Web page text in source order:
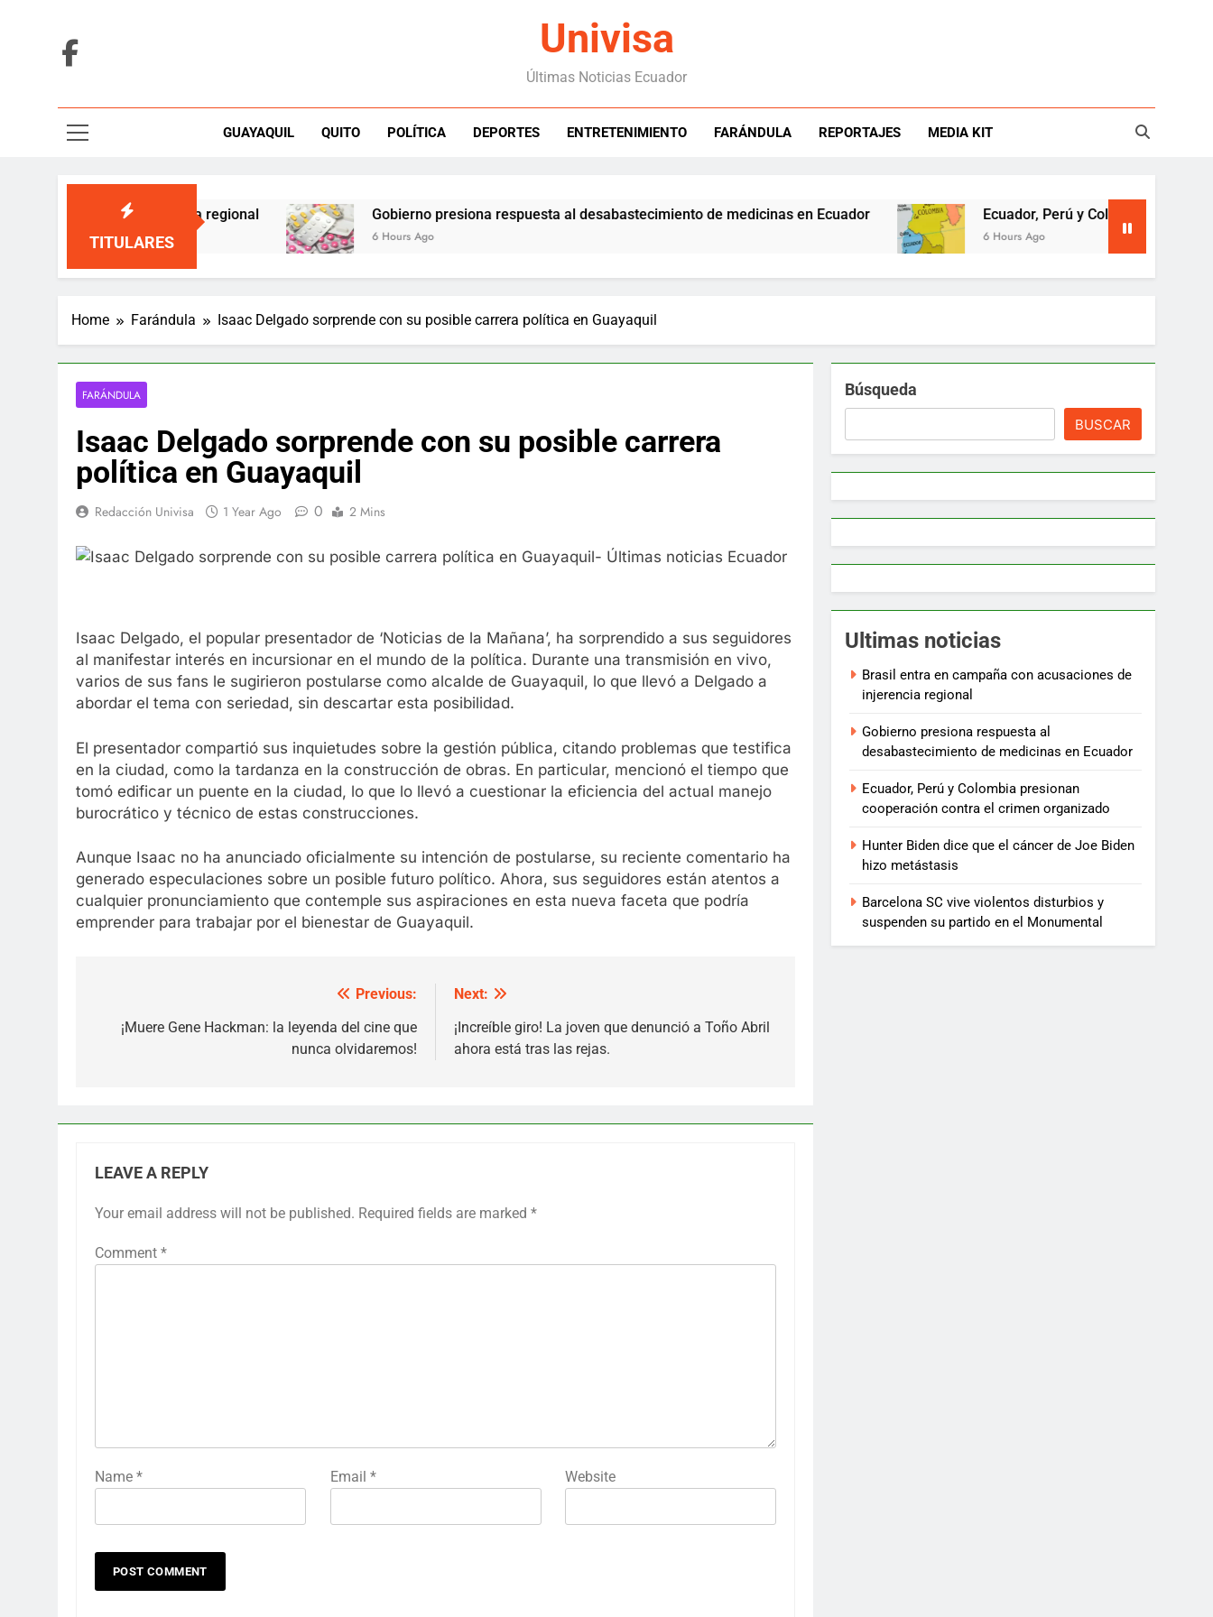
Univisa
Últimas Noticias Ecuador
GUAYAQUIL QUITO POLÍTICA DEPORTES ENTRETENIMIENTO FARÁNDULA REPORTAJES MEDIA KIT
TITULARES
de injerencia regional Gobierno presiona respuesta al desabastecimiento de medicinas en Ecuador
6 Hours Ago
Ecuador, Perú y Colombia presionan
6 Hours Ago
Home Farándula Isaac Delgado sorprende con su posible carrera política en Guayaquil
FARÁNDULA
Isaac Delgado sorprende con su posible carrera
política en Guayaquil
Redacción Univisa 1 Year Ago 0 2 Mins
Isaac Delgado, el popular presentador de ‘Noticias de la Mañana’, ha sorprendido a sus seguidores
al manifestar interés en incursionar en el mundo de la política. Durante una transmisión en vivo,
varios de sus fans le sugirieron postularse como alcalde de Guayaquil, lo que llevó a Delgado a
abordar el tema con seriedad, sin descartar esta posibilidad.
El presentador compartió sus inquietudes sobre la gestión pública, citando problemas que testifica
en la ciudad, como la tardanza en la construcción de obras. En particular, mencionó el tiempo que
tomó edificar un puente en la ciudad, lo que lo llevó a cuestionar la eficiencia del actual manejo
burocrático y técnico de estas construcciones.
Aunque Isaac no ha anunciado oficialmente su intención de postularse, su reciente comentario ha
generado especulaciones sobre un posible futuro político. Ahora, sus seguidores están atentos a
cualquier pronunciamiento que contemple sus aspiraciones en esta nueva faceta que podría
emprender para trabajar por el bienestar de Guayaquil.
navigation
Previous:
¡Muere Gene Hackman: la leyenda del cine que
nunca olvidaremos!
Next:
¡Increíble giro! La joven que denunció a Toño Abril
ahora está tras las rejas.
LEAVE A REPLY
Your email address will not be published. Required fields are marked *
Comment *
Name * Email * Website
Búsqueda
BUSCAR
Ultimas noticias
Brasil entra en campaña con acusaciones de
injerencia regional
Gobierno presiona respuesta al
desabastecimiento de medicinas en Ecuador
Ecuador, Perú y Colombia presionan
cooperación contra el crimen organizado
Hunter Biden dice que el cáncer de Joe Biden
hizo metástasis
Barcelona SC vive violentos disturbios y
suspenden su partido en el Monumental